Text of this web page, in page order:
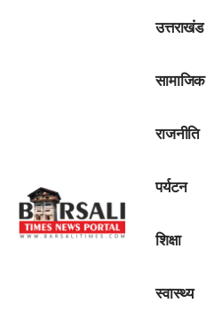
उत्तराखंड
सामाजिक
राजनीति
पर्यटन
शिक्षा
स्वास्थ्य